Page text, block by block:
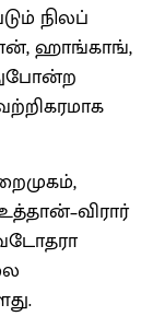
நிலப்
ஹாங்காங்,